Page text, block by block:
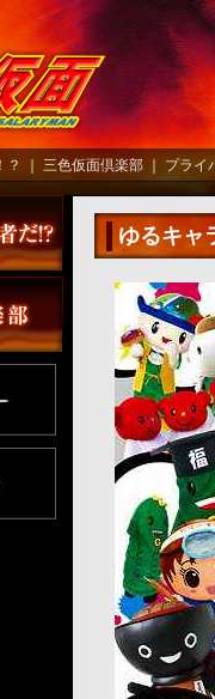
？ 三色仮面倶楽部 プライ
ゆるキャ